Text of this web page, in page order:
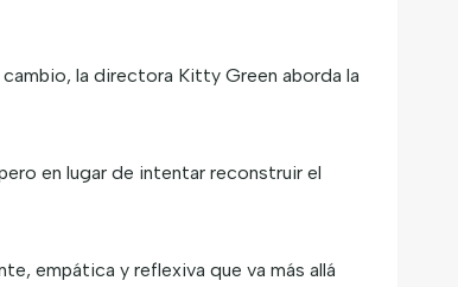
la directora Kitty Green aborda la
en lugar de intentar reconstruir el
empática y reflexiva que va más allá